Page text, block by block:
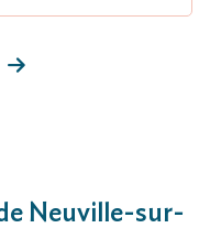
Neuville-sur-